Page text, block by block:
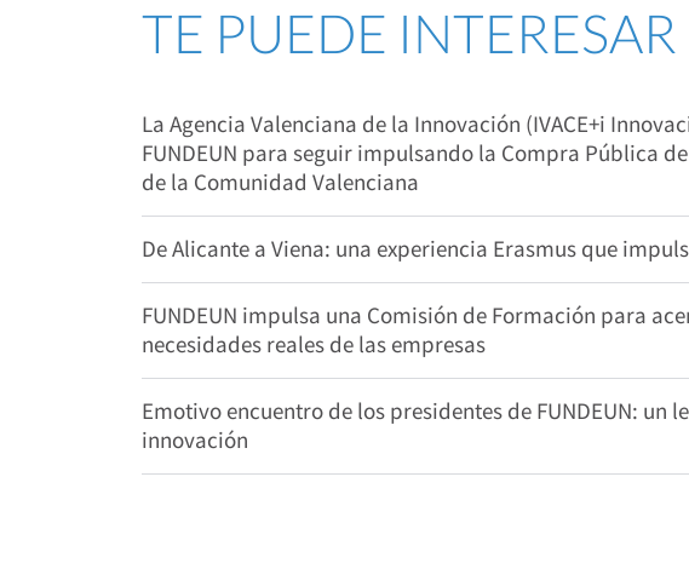
TE PUEDE INTERESAR
La Agencia Valenciana de la Innovación (IVACE+i
FUNDEUN para seguir impulsando la Compra Pública
de la Comunidad Valenciana
De Alicante a Viena: una experiencia Erasmus que
FUNDEUN impulsa una Comisión de Formación para
necesidades reales de las empresas
Emotivo encuentro de los presidentes de FUNDEUN:
innovación